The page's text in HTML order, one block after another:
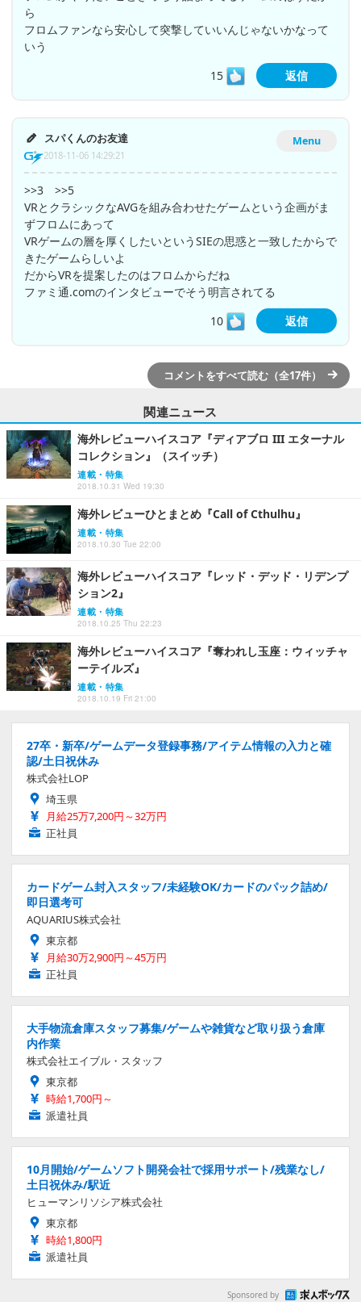
ら
フロムファンなら安心して突撃していいんじゃないかなって
いう
15
返信
Menu
スパくんのお友達
2018-11-06 14:29:21
>>3 >>5
VRとクラシックなAVGを組み合わせたゲームという企画がま
ずフロムにあって
VRゲームの層を厚くしたいというSIEの思惑と一致したからで
きたゲームらしいよ
だからVRを提案したのはフロムからだね
ファミ通.comのインタビューでそう明言されてる
10
返信
コメントをすべて読む（全17件）
関連ニュース
海外レビューハイスコア『ディアブロ III エターナル
コレクション』（スイッチ）
連載・特集
2018.10.31 Wed 19:30
海外レビューひとまとめ『Call of Cthulhu』
連載・特集
2018.10.30 Tue 22:00
海外レビューハイスコア『レッド・デッド・リデンプ
ション2』
連載・特集
2018.10.25 Thu 22:23
海外レビューハイスコア『奪われし玉座：ウィッチャ
ーテイルズ』
連載・特集
2018.10.19 Fri 21:00
27卒・新卒/ゲームデータ登録事務/アイテム情報の入力と確
認/土日祝休み
株式会社LOP
埼玉県
月給25万7,200円～32万円
正社員
カードゲーム封入スタッフ/未経験OK/カードのパック詰め/
即日選考可
AQUARIUS株式会社
東京都
月給30万2,900円～45万円
正社員
大手物流倉庫スタッフ募集/ゲームや雑貨など取り扱う倉庫
内作業
株式会社エイブル・スタッフ
東京都
時給1,700円～
派遣社員
10月開始/ゲームソフト開発会社で採用サポート/残業なし/
土日祝休み/駅近
ヒューマンリソシア株式会社
東京都
時給1,800円
派遣社員
Sponsored by